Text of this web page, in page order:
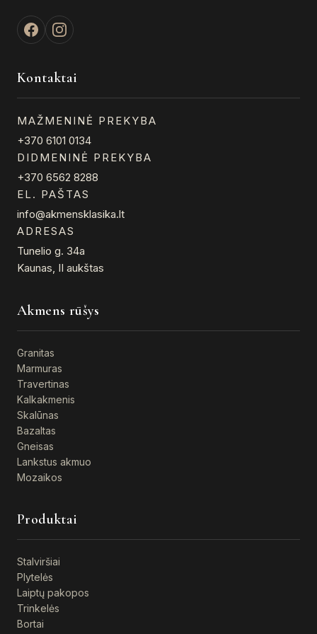
Kontaktai
MAŽMENINĖ PREKYBA
+370 6101 0134
DIDMENINĖ PREKYBA
+370 6562 8288
EL. PAŠTAS
info@akmensklasika.lt
ADRESAS
Tunelio g. 34a
Kaunas, II aukštas
Akmens rūšys
Granitas
Marmuras
Travertinas
Kalkakmenis
Skalūnas
Bazaltas
Gneisas
Lankstus akmuo
Mozaikos
Produktai
Stalviršiai
Plytelės
Laiptų pakopos
Trinkelės
Bortai